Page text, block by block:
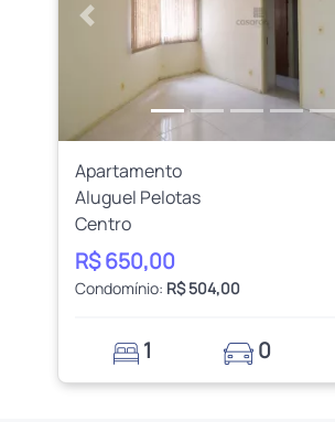
Anterior
Apartamento
Aluguel Pelotas
Centro
R$ 650,00
Condomínio: R$ 504,00
1 0